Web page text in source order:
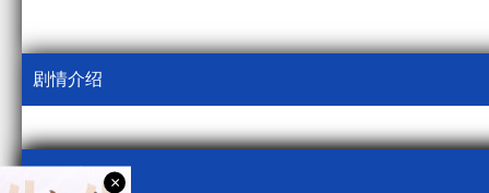
剧情介绍
×